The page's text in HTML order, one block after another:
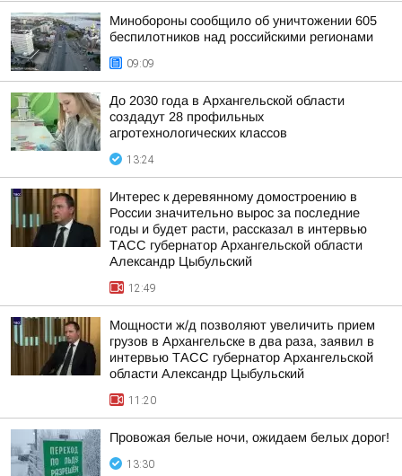
Минобороны сообщило об уничтожении 605
беспилотников над российскими регионами
09:09
До 2030 года в Архангельской области
создадут 28 профильных
агротехнологических классов
13:24
Интерес к деревянному домостроению в
России значительно вырос за последние
годы и будет расти, рассказал в интервью
ТАСС губернатор Архангельской области
Александр Цыбульский
12:49
Мощности ж/д позволяют увеличить прием
грузов в Архангельске в два раза, заявил в
интервью ТАСС губернатор Архангельской
области Александр Цыбульский
11:20
Провожая белые ночи, ожидаем белых дорог!
13:30